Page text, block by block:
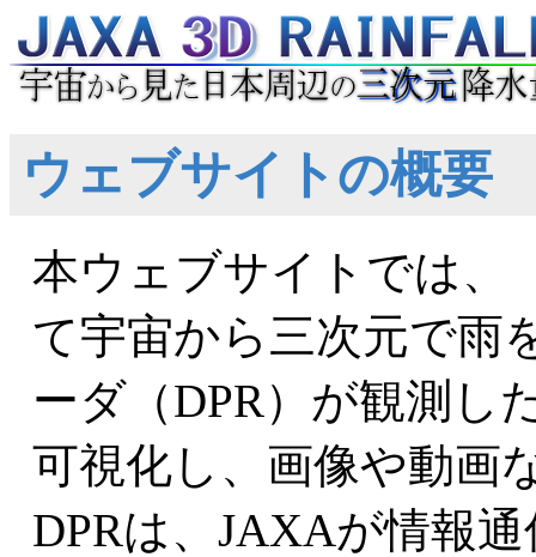
ウェブサイトの概要
本ウェブサイトでは、
て宇宙から三次元で雨
ーダ（DPR）が観測し
可視化し、画像や動画
DPRは、JAXAが情報